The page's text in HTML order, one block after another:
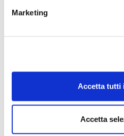
Marketing
Accetta tutti
Accetta
Collegio Provinciale
News Territoriali